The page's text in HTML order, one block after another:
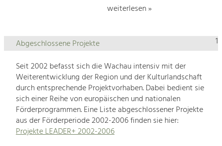
weiterlesen »
1
Abgeschlossene Projekte
Seit 2002 befasst sich die Wachau intensiv mit der
Weiterentwicklung der Region und der Kulturlandschaft
durch entsprechende Projektvorhaben. Dabei bedient sie
sich einer Reihe von europäischen und nationalen
Förderprogrammen. Eine Liste abgeschlossener Projekte
aus der Förderperiode 2002-2006 finden sie hier:
Projekte LEADER+ 2002-2006